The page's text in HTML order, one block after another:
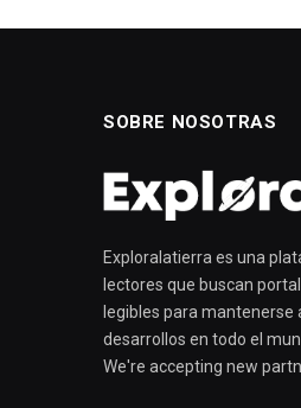
SOBRE NOSOTRAS
Exploralatierra es una
lectores que buscan
legibles para
desarrollos en todo el
We're accepting new